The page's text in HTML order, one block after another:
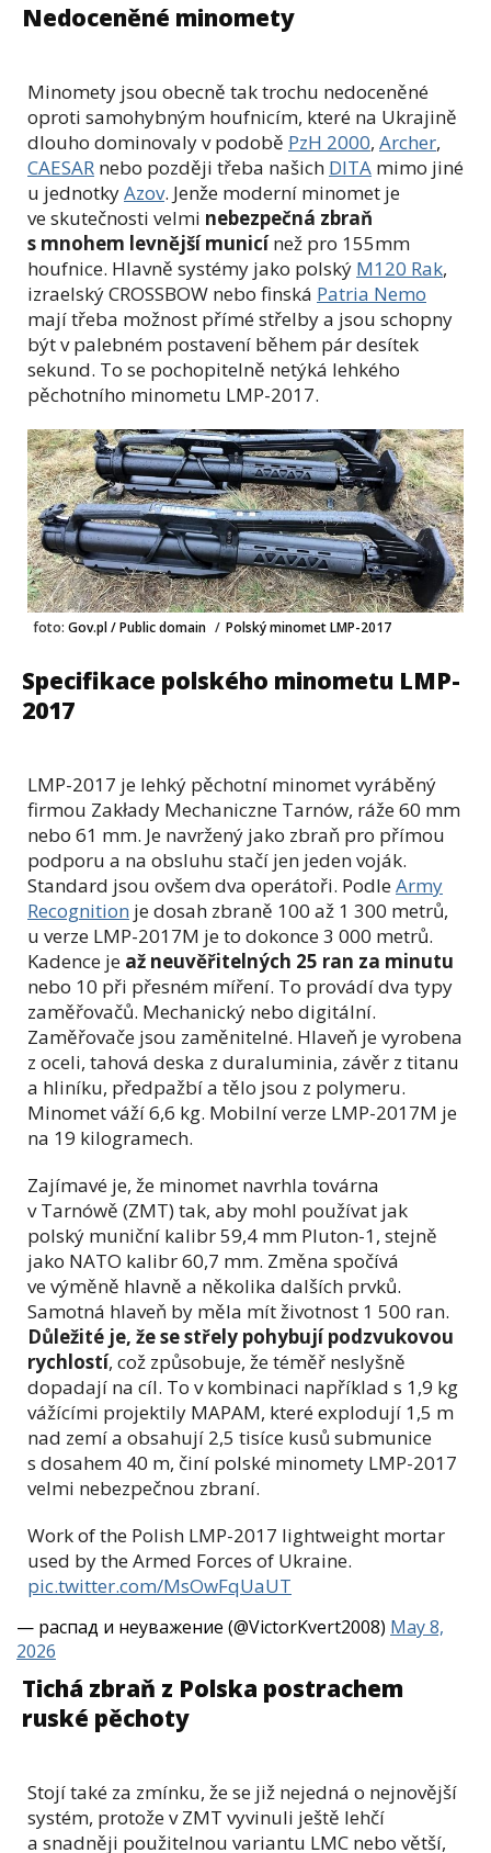
Nedoceněné minomety
Minomety jsou obecně tak trochu nedoceněné
oproti samohybným houfnicím, které na Ukrajině
dlouho dominovaly v podobě PzH 2000, Archer,
CAESAR nebo později třeba našich DITA mimo jiné
u jednotkyAzov. Jenže moderní minomet je
ve skutečnosti velmi nebezpečná zbraň
s mnohem levnější municínež pro 155mm
houfnice. Hlavně systémy jako polský M120 Rak,
izraelský CROSSBOW nebo finská Patria Nemo
mají třeba možnost přímé střelby a jsou schopny
být v palebném postavení během pár desítek
sekund. To se pochopitelně netýká lehkého
pěchotního minometu LMP-2017.
foto: Gov.pl / Public domain / Polský minomet LMP-2017
Specifikace polského minometu LMP-
2017
LMP-2017 je lehký pěchotní minomet vyráběný
firmou Zakłady Mechaniczne Tarnów, ráže 60 mm
nebo 61 mm. Je navržený jako zbraň pro přímou
podporu a na obsluhu stačí jen jeden voják.
Standard jsou ovšem dva operátoři. PodleArmy
Recognition je dosah zbraně 100 až 1 300 metrů,
u verze LMP-2017M je to dokonce 3 000 metrů.
Kadence je až neuvěřitelných 25 ran za minutu
nebo 10 při přesném míření. To provádí dva typy
zaměřovačů. Mechanický nebo digitální.
Zaměřovače jsou zaměnitelné. Hlaveň je vyrobena
z oceli, tahová deska z duraluminia, závěr z titanu
a hliníku, předpažbí a tělo jsou z polymeru.
Minomet váží 6,6 kg. Mobilní verze LMP-2017M je
na 19 kilogramech.
Zajímavé je, že minomet navrhla továrna
v Tarnówě (ZMT) tak, aby mohl používat jak
polský muniční kalibr 59,4 mm Pluton-1, stejně
jako NATO kalibr 60,7 mm. Změna spočívá
ve výměně hlavně a několika dalších prvků.
Samotná hlaveň by měla mít životnost 1 500 ran.
Důležité je, že se střely pohybují podzvukovou
rychlostí, což způsobuje, že téměř neslyšně
dopadají na cíl. To v kombinaci například s 1,9 kg
vážícími projektily MAPAM, které explodují 1,5 m
nad zemí a obsahují 2,5 tisíce kusů submunice
s dosahem 40 m, činí polské minomety LMP-2017
velmi nebezpečnou zbraní.
Work of the Polish LMP-2017 lightweight mortar
used by the Armed Forces of Ukraine.
pic.twitter.com/MsOwFqUaUT
— распад и неуважение (@VictorKvert2008) May 8,
2026
Tichá zbraň z Polska postrachem
ruské pěchoty
Stojí také za zmínku, že se již nejedná o nejnovější
systém, protože v ZMT vyvinuli ještě lehčí
a snadněji použitelnou variantu LMC nebo větší,